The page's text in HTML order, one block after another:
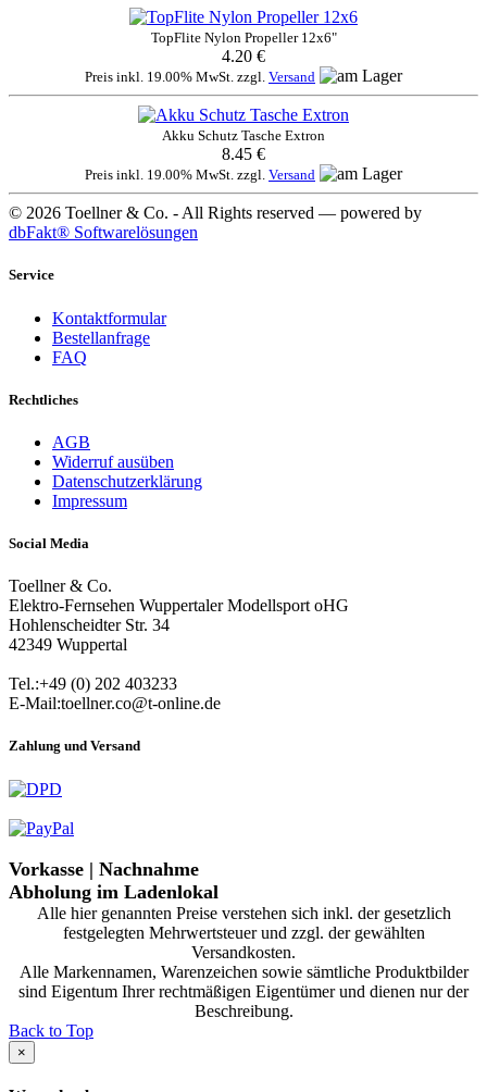
TopFlite Nylon Propeller 12x6"
4.20 €
Preis inkl. 19.00% MwSt. zzgl. Versand
Akku Schutz Tasche Extron
8.45 €
Preis inkl. 19.00% MwSt. zzgl. Versand
© 2026 Toellner & Co. - All Rights reserved — powered by
dbFakt® Softwarelösungen
Service
Kontaktformular
Bestellanfrage
FAQ
Rechtliches
AGB
Widerruf ausüben
Datenschutzerklärung
Impressum
Social Media
Toellner & Co.
Elektro-Fernsehen Wuppertaler Modellsport oHG
Hohlenscheidter Str. 34
42349 Wuppertal
Tel.:+49 (0) 202 403233
E-Mail:toellner.co@t-online.de
Zahlung und Versand
Vorkasse | Nachnahme
Abholung im Ladenlokal
Alle hier genannten Preise verstehen sich inkl. der gesetzlich
festgelegten Mehrwertsteuer und zzgl. der gewählten
Versandkosten.
Alle Markennamen, Warenzeichen sowie sämtliche Produktbilder
sind Eigentum Ihrer rechtmäßigen Eigentümer und dienen nur der
Beschreibung.
Back to Top
×